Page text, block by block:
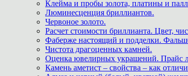
Клейма и пробы золота, платины и
Люминесценция бриллиантов.
Червоное золото.
Расчет стоимости бриллианта. Цвет,
Фаберже настоящий и подделки.
Чистота драгоценных камней.
Оценка ювелирных украшений. Прайс
Камень аметист – свойства – как